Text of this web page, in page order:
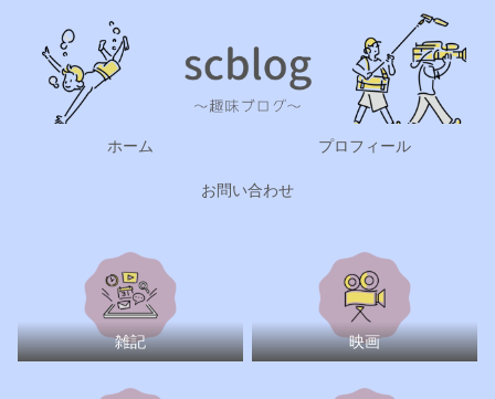
ホーム プロフィール
お問い合わせ
雑記 映画